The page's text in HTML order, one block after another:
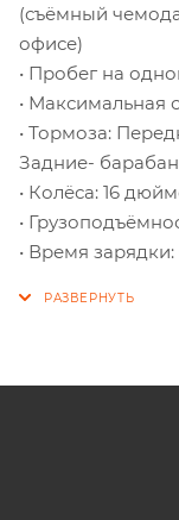
(съёмный
офисе)
• Пробег на
• Максимальная
• Тормоза:
Задние-
• Колёса: 16
•
• Время